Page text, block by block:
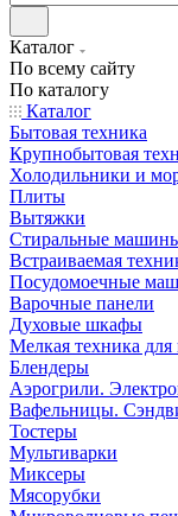
Каталог
По всему сайту
По каталогу
Каталог
Бытовая техника
Крупнобытовая
Холодильники и
Плиты
Вытяжки
Стиральные
Встраиваемая
Посудомоечные
Варочные панели
Духовые шкафы
Мелкая техника для
Блендеры
Аэрогрили.
Вафельницы.
Тостеры
Мультиварки
Миксеры
Мясорубки